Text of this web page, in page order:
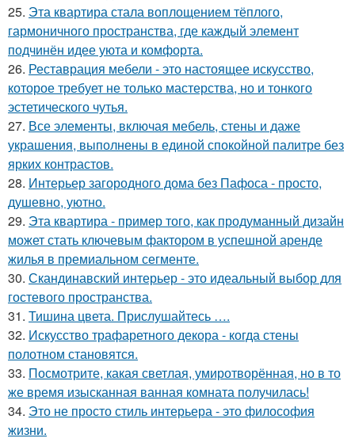
25. Эта квартира стала воплощением тёплого,
гармоничного пространства, где каждый элемент
подчинён идее уюта и комфорта.
26. Реставрация мебели - это настоящее искусство,
которое требует не только мастерства, но и тонкого
эстетического чутья.
27. Все элементы, включая мебель, стены и даже
украшения, выполнены в единой спокойной палитре без
ярких контрастов.
28. Интерьер загородного дома без Пафоса - просто,
душевно, уютно.
29. Эта квартира - пример того, как продуманный дизайн
может стать ключевым фактором в успешной аренде
жилья в премиальном сегменте.
30. Скандинавский интерьер - это идеальный выбор для
гостевого пространства.
31. Тишина цвета. Прислушайтесь ….
32. Искусство трафаретного декора - когда стены
полотном становятся.
33. Посмотрите, какая светлая, умиротворённая, но в то
же время изысканная ванная комната получилась!
34. Это не просто стиль интерьера - это философия
жизни.